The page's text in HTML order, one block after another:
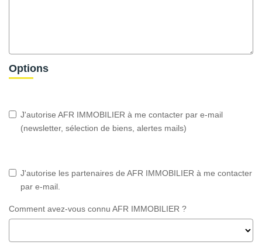
Options
J'autorise AFR IMMOBILIER à me contacter par e-mail
(newsletter, sélection de biens, alertes mails)
J'autorise les partenaires de AFR IMMOBILIER à me contacter
par e-mail.
Comment avez-vous connu AFR IMMOBILIER ?